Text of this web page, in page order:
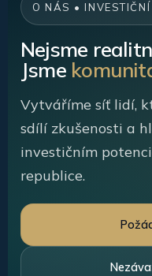
O NÁS •
Nejsme
Jsme
Vytváříme síť lidí,
sdílí zkušenosti a
investičním
republice.